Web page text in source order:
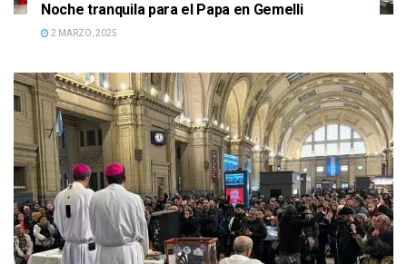
Noche tranquila para el Papa en Gemelli
2 MARZO, 2025